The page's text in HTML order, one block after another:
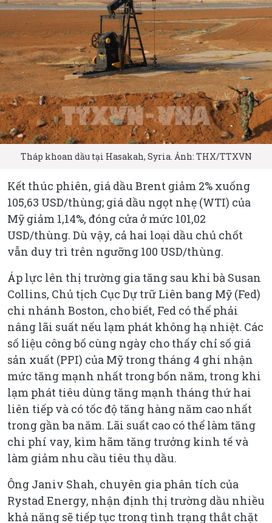
Tháp khoan dầu tại Hasakah, Syria. Ảnh: THX/TTXVN
Kết thúc phiên, giá dầu Brent giảm 2% xuống
105,63 USD/thùng; giá dầu ngọt nhẹ (WTI) của
Mỹ giảm 1,14%, đóng cửa ở mức 101,02
USD/thùng. Dù vậy, cả hai loại dầu chủ chốt
vẫn duy trì trên ngưỡng 100 USD/thùng.
Áp lực lên thị trường gia tăng sau khi bà Susan
Collins, Chủ tịch Cục Dự trữ Liên bang Mỹ (Fed)
chi nhánh Boston, cho biết, Fed có thể phải
nâng lãi suất nếu lạm phát không hạ nhiệt. Các
số liệu công bố cùng ngày cho thấy chỉ số giá
sản xuất (PPI) của Mỹ trong tháng 4 ghi nhận
mức tăng mạnh nhất trong bốn năm, trong khi
lạm phát tiêu dùng tăng mạnh tháng thứ hai
liên tiếp và có tốc độ tăng hàng năm cao nhất
trong gần ba năm. Lãi suất cao có thể làm tăng
chi phí vay, kìm hãm tăng trưởng kinh tế và
làm giảm nhu cầu tiêu thụ dầu.
Ông Janiv Shah, chuyên gia phân tích của
Rystad Energy, nhận định thị trường dầu nhiều
khả năng sẽ tiếp tục trong tình trạng thắt chặt